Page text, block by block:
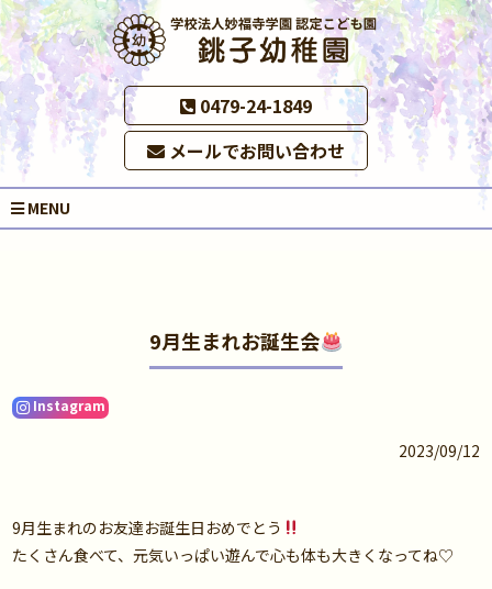
0479-24-1849
メールでお問い合わせ
MENU
9月生まれお誕生会
Instagram
2023/09/12
9月生まれのお友達お誕生日おめでとう
たくさん食べて、元気いっぱい遊んで心も体も大きくなってね♡